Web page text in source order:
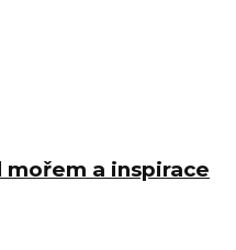
mořem a inspirace